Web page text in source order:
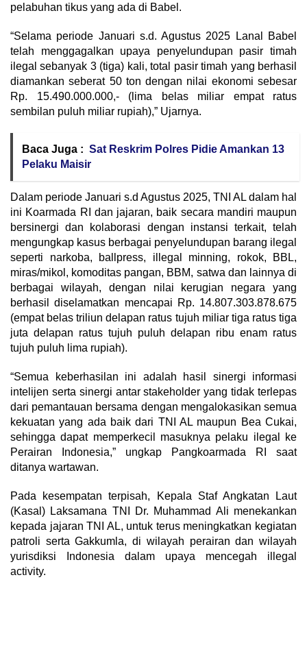
pelabuhan tikus yang ada di Babel.
“Selama periode Januari s.d. Agustus 2025 Lanal Babel
telah menggagalkan upaya penyelundupan pasir timah
ilegal sebanyak 3 (tiga) kali, total pasir timah yang berhasil
diamankan seberat 50 ton dengan nilai ekonomi sebesar
Rp. 15.490.000.000,- (lima belas miliar empat ratus
sembilan puluh miliar rupiah),” Ujarnya.
Baca Juga : Sat Reskrim Polres Pidie Amankan 13
Pelaku Maisir
Dalam periode Januari s.d Agustus 2025, TNI AL dalam hal
ini Koarmada RI dan jajaran, baik secara mandiri maupun
bersinergi dan kolaborasi dengan instansi terkait, telah
mengungkap kasus berbagai penyelundupan barang ilegal
seperti narkoba, ballpress, illegal minning, rokok, BBL,
miras/mikol, komoditas pangan, BBM, satwa dan lainnya di
berbagai wilayah, dengan nilai kerugian negara yang
berhasil diselamatkan mencapai Rp. 14.807.303.878.675
(empat belas triliun delapan ratus tujuh miliar tiga ratus tiga
juta delapan ratus tujuh puluh delapan ribu enam ratus
tujuh puluh lima rupiah).
“Semua keberhasilan ini adalah hasil sinergi informasi
intelijen serta sinergi antar stakeholder yang tidak terlepas
dari pemantauan bersama dengan mengalokasikan semua
kekuatan yang ada baik dari TNI AL maupun Bea Cukai,
sehingga dapat memperkecil masuknya pelaku ilegal ke
Perairan Indonesia,” ungkap Pangkoarmada RI saat
ditanya wartawan.
Pada kesempatan terpisah, Kepala Staf Angkatan Laut
(Kasal) Laksamana TNI Dr. Muhammad Ali menekankan
kepada jajaran TNI AL, untuk terus meningkatkan kegiatan
patroli serta Gakkumla, di wilayah perairan dan wilayah
yurisdiksi Indonesia dalam upaya mencegah illegal
activity.